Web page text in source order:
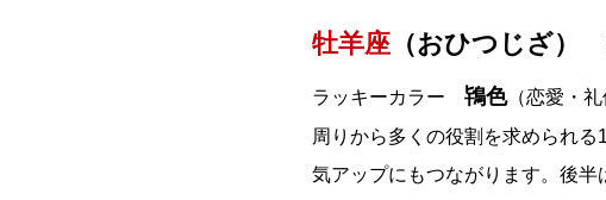
牡羊座 （おひつじざ）
ラッキーカラー 鴇色（恋愛・礼
周りから多くの役割を求められ
気アップにもつながります。後